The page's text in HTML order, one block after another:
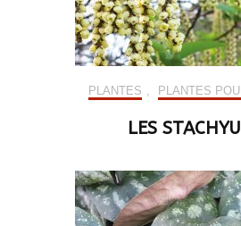
PLANTES PLANTES
LES